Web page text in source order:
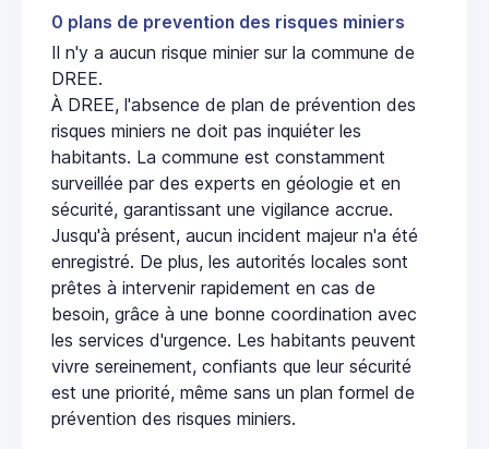
0 plans de prevention des risques miniers
Il n'y a aucun risque minier sur la commune de
DREE.
À DREE, l'absence de plan de prévention des
risques miniers ne doit pas inquiéter les
habitants. La commune est constamment
surveillée par des experts en géologie et en
sécurité, garantissant une vigilance accrue.
Jusqu'à présent, aucun incident majeur n'a été
enregistré. De plus, les autorités locales sont
prêtes à intervenir rapidement en cas de
besoin, grâce à une bonne coordination avec
les services d'urgence. Les habitants peuvent
vivre sereinement, confiants que leur sécurité
est une priorité, même sans un plan formel de
prévention des risques miniers.